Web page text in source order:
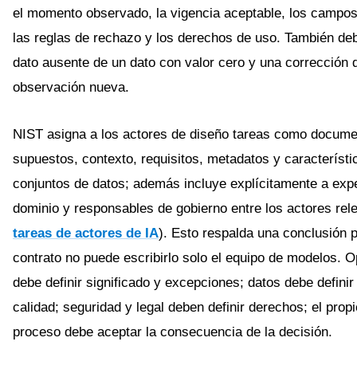
el momento observado, la vigencia aceptable, los
las reglas de rechazo y los derechos de uso. También
dato ausente de un dato con valor cero y una corrección
observación nueva.
NIST asigna a los actores de diseño tareas como
supuestos, contexto, requisitos, metadatos y
conjuntos de datos; además incluye explícitamente a
dominio y responsables de gobierno entre los actores
tareas de actores de IA). Esto respalda una conclusión
contrato no puede escribirlo solo el equipo de modelos.
debe definir significado y excepciones; datos debe
calidad; seguridad y legal deben definir derechos; el
proceso debe aceptar la consecuencia de la decisión.